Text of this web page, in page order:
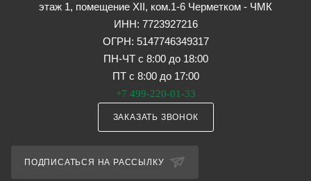
этаж 1, помещение XII, ком.1-6 Черметком - ЧМК
ИНН: 7723927216
ОГРН: 5147746349317
ПН-ЧТ с 8:00 до 18:00
ПТ с 8:00 до 17:00
+7 499-220-01-33
ЗАКАЗАТЬ ЗВОНОК
ПОДПИСАТЬСЯ НА РАССЫЛКУ